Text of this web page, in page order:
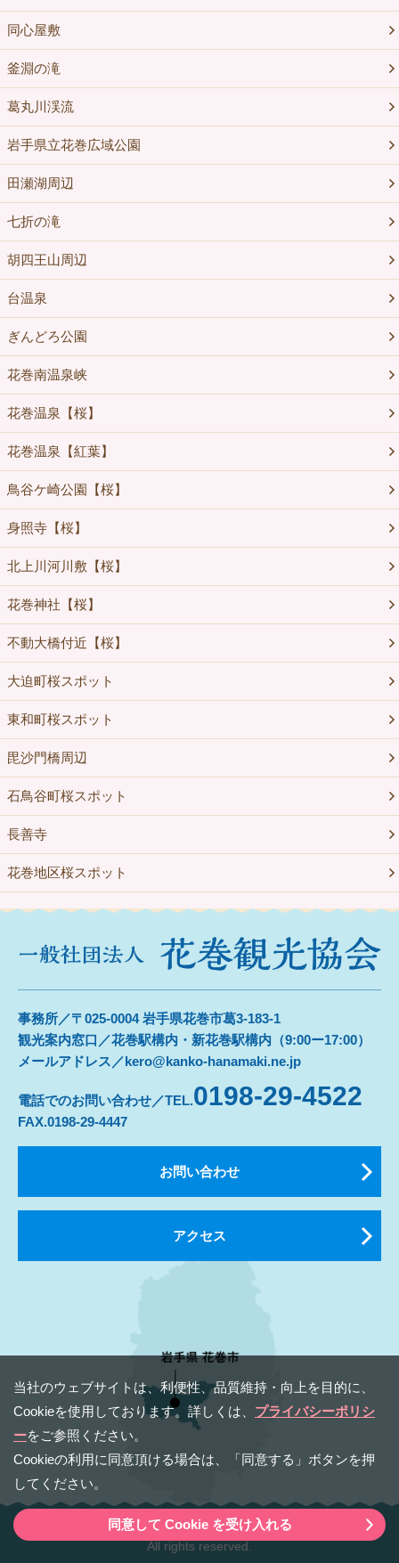
同心屋敷
釜淵の滝
葛丸川渓流
岩手県立花巻広域公園
田瀬湖周辺
七折の滝
胡四王山周辺
台温泉
ぎんどろ公園
花巻南温泉峡
花巻温泉【桜】
花巻温泉【紅葉】
鳥谷ケ崎公園【桜】
身照寺【桜】
北上川河川敷【桜】
花巻神社【桜】
不動大橋付近【桜】
大迫町桜スポット
東和町桜スポット
毘沙門橋周辺
石鳥谷町桜スポット
長善寺
花巻地区桜スポット
当社のウェブサイトは、利便性、品質維持・向上を⽬的に、
Cookieを使⽤しております。詳しくは、 プライバシーポリシ
ーをご参照ください。
Cookieの利⽤に同意頂ける場合は、「同意する」ボタンを押
してください。
同意して Cookie を受け入れる
事務所／〒025-0004 岩手県花巻市葛3-183-1
観光案内窓口／花巻駅構内・新花巻駅構内（9:00ー17:00）
メールアドレス／kero@kanko-hanamaki.ne.jp
電話でのお問い合わせ／TEL.0198-29-4522
FAX.0198-29-4447
お問い合わせ
アクセス
Copyright（C） 2020 Hanamaki Tourism & Convention Bureau.
All rights reserved.